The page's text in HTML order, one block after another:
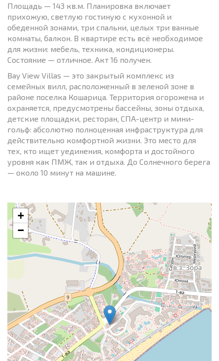
Площадь — 143 кв.м. Планировка включает
прихожую, светлую гостиную с кухонной и
обеденной зонами, три спальни, целых три ванные
комнаты, балкон. В квартире есть всё необходимое
для жизни: мебель, техника, кондиционеры.
Состояние — отличное. Акт 16 получен.
Bay View Villas — это закрытый комплекс из
семейных вилл, расположенный в зеленой зоне в
районе поселка Кошарица. Территория огорожена и
охраняется, предусмотрены бассейны, зоны отдыха,
детские площадки, ресторан, СПА-центр и мини-
гольф: абсолютно полноценная инфраструктура для
действительно комфортной жизни. Это место для
тех, кто ищет уединения, комфорта и достойного
уровня как ПМЖ, так и отдыха. До Солнечного берега
— около 10 минут на машине.
+
−